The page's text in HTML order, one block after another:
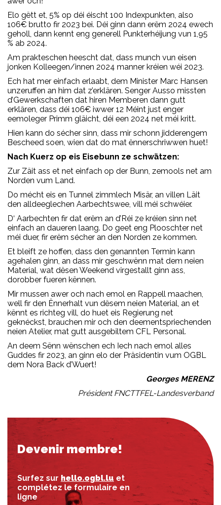
Elo gëtt et, 5% op déi éischt 100 Indexpunkten, also
106€ brutto fir 2023 bei. Déi ginn dann erëm 2024 ewech
geholl, dann kennt eng generell Punkterhéijung vun 1,95
% ab 2024.
Am prakteschen heescht dat, dass munch vun eisen
jonken Kolleegen/innen 2024 manner kréien wéi 2023.
Ech hat mer einfach erlaabt, dem Minister Marc Hansen
unzeruffen an him dat z’erklären. Senger Ausso missten
d’Gewerkschaften dat hiren Memberen dann gutt
erklären, dass déi 106€ iwwer 12 Méint just enger
eemoleger Primm gläicht, déi een 2024 net méi kritt.
Hien kann do sécher sinn, dass mir schonn jidderengem
Bescheed soen, wien dat do mat ënnerschriwwen huet!
Nach Kuerz op eis Eisebunn ze schwätzen:
Zur Zäit ass et net einfach op der Bunn, zemools net am
Norden vum Land.
Do mécht eis en Tunnel zimmlech Misär, an villen Läit
den alldeeglechen Aarbechtswee, vill méi schwéier.
D‘ Aarbechten fir dat erëm an d’Réi ze kréien sinn net
einfach an daueren laang. Do geet eng Plooschter net
méi duer, fir erëm sécher an den Norden ze kommen.
Et bleift ze hoffen, dass den genannten Termin kann
agehalen ginn, an dass mir geschwënn mat dem neien
Material, wat dësen Weekend virgestallt ginn ass,
dorobber fueren kënnen.
Mir mussen awer och nach emol en Rappell maachen,
well fir den Ënnerhalt vun dësem neien Material, an et
kënnt es richteg vill, do huet eis Regierung net
geknéckst, brauchen mir och den deementspriechenden
neien Atelier, mat gutt ausgebiltem CFL Personal.
An deem Sënn wënschen ech Iech nach emol alles
Guddes fir 2023, an ginn elo der Präsidentin vum OGBL
dem Nora Back d’Wuert!
Georges MERENZ
Président FNCTTFEL-Landesverband
Devenir membre!
Surfez sur hello.ogbl.lu et
complétez le formulaire en
ligne